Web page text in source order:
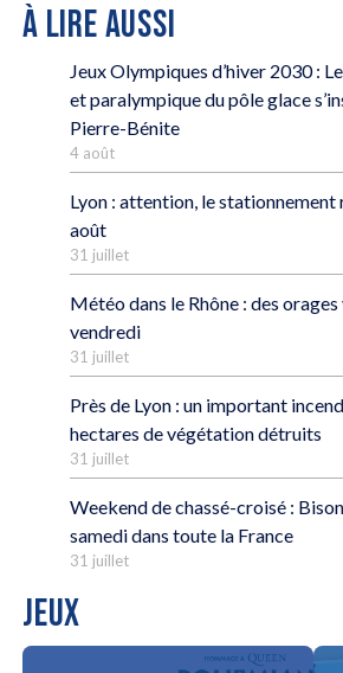
À LIRE AUSSI
Jeux Olympiques d’hiver 2030 :
et paralympique du pôle glace
Pierre-Bénite
4 août
Lyon : attention, le stationnement
août
31 juillet
Météo dans le Rhône : des
vendredi
31 juillet
Près de Lyon : un important
hectares de végétation détruits
31 juillet
Weekend de chassé-croisé :
samedi dans toute la France
31 juillet
JEUX